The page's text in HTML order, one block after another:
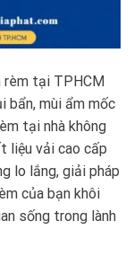
rèm tại TPHCM
bẩn, mùi ẩm mốc
tại nhà không
liệu vải cao cấp
lo lắng, giải pháp
của bạn khôi
sống trong lành